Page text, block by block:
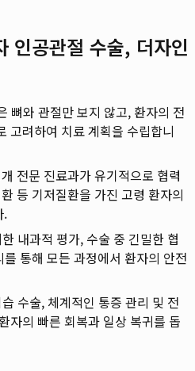
인공관절 수술, 더자인
뼈와 관절만 보지 않고, 환자의 전
고려하여 치료 계획을 수립합니
전문 진료과가 유기적으로 협력
등 기저질환을 가진 고령 환자의
.
내과적 평가, 수술 중 긴밀한 협
통해 모든 과정에서 환자의 안전
수술, 체계적인 통증 관리 및 전
자의 빠른 회복과 일상 복귀를 돕